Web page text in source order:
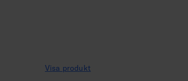
Visa produkt